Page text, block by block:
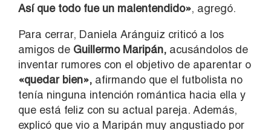
Así que todo fue un malentendido», agregó.
Para cerrar, Daniela Aránguiz criticó a los
amigos de Guillermo Maripán, acusándolos de
inventar rumores con el objetivo de aparentar o
«quedar bien», afirmando que el futbolista no
tenía ninguna intención romántica hacia ella y
que está feliz con su actual pareja. Además,
explicó que vio a Maripán muy angustiado por